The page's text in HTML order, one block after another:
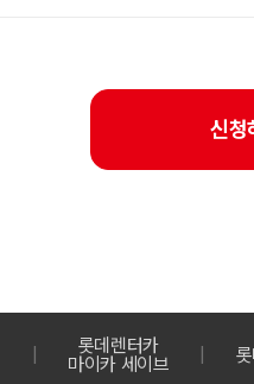
신청
롯데렌터카
마이카 세이브